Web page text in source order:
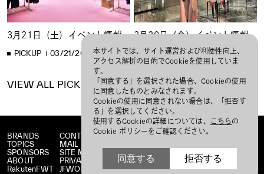
3月21日（土）イベント情報
PICKUP 03/21/2026
3月20日（金）イベント情報
PICKUP 03/20/2026
VIEW ALL PICKUP
BRANDS
TOPICS
SPONSORS
ABOUT
RakutenFWT
CONTACT
MAIL MAGAZINE
SITE MAP
PRIVACY POLICY
JFWO LINK
本サイトでは、サイト運営および利便性向上、
アクセス解析の目的でCookieを使用していま
す。
「同意する」を選択された場合、Cookieの使用
に同意したものとみなされます。
Cookieの使用に同意されない場合は、「拒否す
る」を選択してください。
使用するCookieの詳細については、
こちらの
Cookie ポリシーをご確認ください。
同意する 拒否する